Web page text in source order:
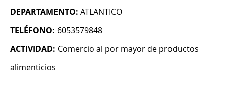
DEPARTAMENTO: ATLANTICO
TELÉFONO: 6053579848
ACTIVIDAD: Comercio al por mayor de productos
alimenticios